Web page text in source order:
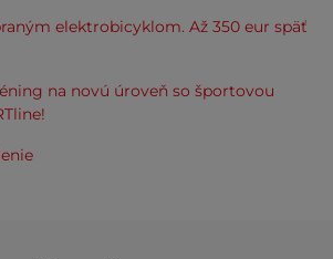
elektrobicyklom. Až 350 eur späť
na novú úroveň so športovou